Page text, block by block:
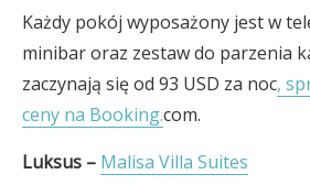
Każdy pokój wyposażony jest w
minibar oraz zestaw do parzenia
zaczynają się od 93 USD za noc,
ceny na Booking.com.
Luksus – Malisa Villa Suites